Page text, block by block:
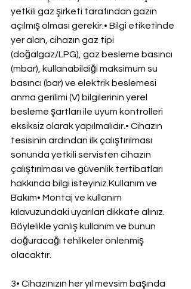
yetkili gaz şirketi tarafından gazın
açılmış olması gerekir.• Bilgi etiketinde
yer alan, cihazın gaz tipi
(doğalgaz/LPG), gaz besleme basıncı
(mbar), kullanabildiği maksimum su
basıncı (bar) ve elektrik beslemesi
anma gerilimi (V) bilgilerinin yerel
besleme şartları ile uyum kontrolleri
eksiksiz olarak yapılmalıdır.• Cihazın
tesisinin ardından ilk çalıştırılması
sonunda yetkili servisten cihazın
çalıştırılması ve güvenlik tertibatları
hakkında bilgi isteyiniz.Kullanım ve
Bakım• Montaj ve kullanım
kılavuzundaki uyarıları dikkate alınız.
Böylelikle yanlış kullanım ve bunun
doğuracağı tehlikeler önlenmiş
olacaktır.
3• Cihazınızın her yıl mevsim başında